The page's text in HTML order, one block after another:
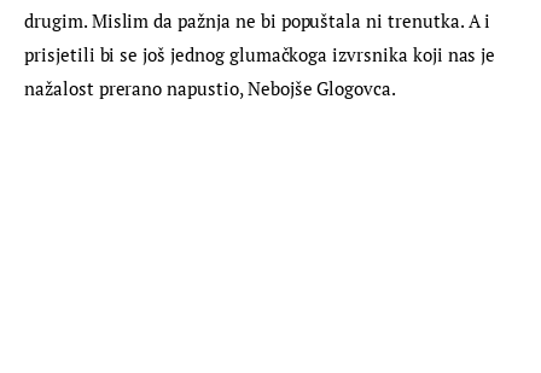
drugim. Mislim da pažnja ne bi popuštala ni trenutka. A i
prisjetili bi se još jednog glumačkoga izvrsnika koji nas je
nažalost prerano napustio, Nebojše Glogovca.